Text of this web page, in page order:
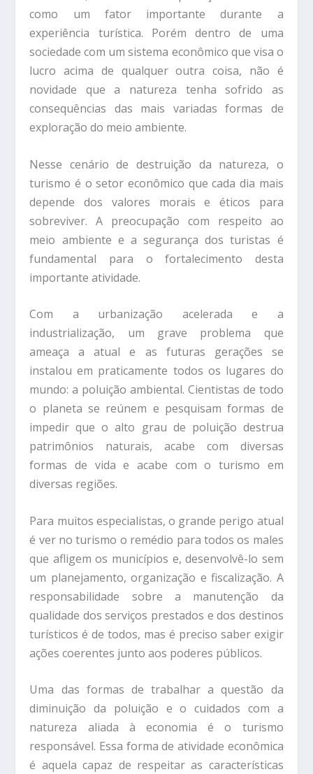
como um fator importante durante a
experiência turística. Porém dentro de uma
sociedade com um sistema econômico que visa o
lucro acima de qualquer outra coisa, não é
novidade que a natureza tenha sofrido as
consequências das mais variadas formas de
exploração do meio ambiente.
Nesse cenário de destruição da natureza, o
turismo é o setor econômico que cada dia mais
depende dos valores morais e éticos para
sobreviver. A preocupação com respeito ao
meio ambiente e a segurança dos turistas é
fundamental para o fortalecimento desta
importante atividade.
Com a urbanização acelerada e a
industrialização, um grave problema que
ameaça a atual e as futuras gerações se
instalou em praticamente todos os lugares do
mundo: a poluição ambiental. Cientistas de todo
o planeta se reúnem e pesquisam formas de
impedir que o alto grau de poluição destrua
patrimônios naturais, acabe com diversas
formas de vida e acabe com o turismo em
diversas regiões.
Para muitos especialistas, o grande perigo atual
é ver no turismo o remédio para todos os males
que afligem os municípios e, desenvolvê-lo sem
um planejamento, organização e fiscalização. A
responsabilidade sobre a manutenção da
qualidade dos serviços prestados e dos destinos
turísticos é de todos, mas é preciso saber exigir
ações coerentes junto aos poderes públicos.
Uma das formas de trabalhar a questão da
diminuição da poluição e o cuidados com a
natureza aliada à economia é o turismo
responsável. Essa forma de atividade econômica
é aquela capaz de respeitar as características